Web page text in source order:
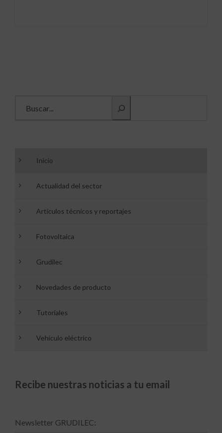
Inicio
Actualidad del sector
Artículos técnicos y reportajes
Fotovoltaica
Grudilec
Novedades de producto
Tutoriales
Vehículo eléctrico
Recibe nuestras noticias a tu email
Newsletter GRUDILEC: